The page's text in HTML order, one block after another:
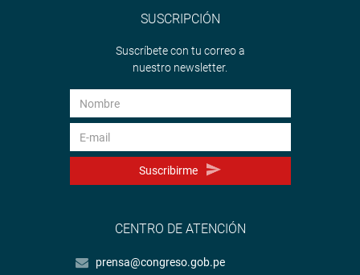
SUSCRIPCIÓN
Suscríbete con tu correo a
nuestro newsletter.
Suscribirme
CENTRO DE ATENCIÓN
prensa@congreso.gob.pe